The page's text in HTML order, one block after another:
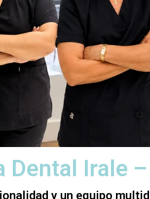
Dental Irale
y un equipo